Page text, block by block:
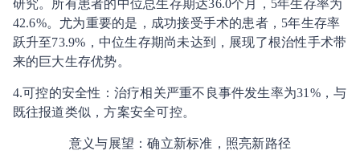
研究。所有患者的中位总生存期达36.0个月，5年生存率为
42.6%。尤为重要的是，成功接受手术的患者，5年生存率
跃升至73.9%，中位生存期尚未达到，展现了根治性手术带
来的巨大生存优势。
4.可控的安全性：治疗相关严重不良事件发生率为31%，与
既往报道类似，方案安全可控。
意义与展望：确立新标准，照亮新路径